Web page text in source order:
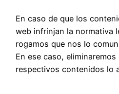
En caso de que los
web infrinjan la normativa
rogamos que nos lo
En ese caso,
respectivos contenidos lo